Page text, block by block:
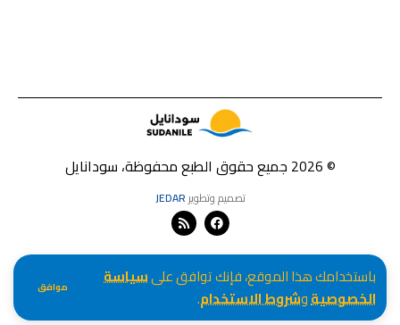
باستخدامك هذا الموقع، فإنك توافق علىسياسة
الخصوصيةوشروط الاستخدام. موافق
© 2026 جميع حقوق الطبع محفوظة، سودانايل
تصميم وتطويرJEDAR